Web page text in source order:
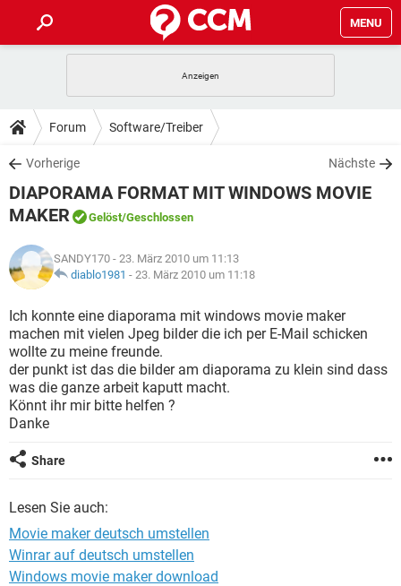
MENU
ANDROID IOS
WINDOWS 10
WHATSAPP TIKTOK
FACEBOOK
TIPPS & TRICKS
SPIELE
WINDOWS 10
FACEBOOK HARDWARE
DOWNLOADS
SPIELE STREAMING
ANDROID
WINDOWS 10 INSTAGRAM
WHATSAPP
FACEBOOK HARDWARE
FORUM
ANDROID IOS
WHATSAPP TIKTOK
FACEBOOK
LEXIKON
SPIELE
ANDROID IOS
WINDOWS 10
WHATSAPP TIKTOK
FACEBOOK
Forum Software/Treiber
Vorherige Nächste
DIAPORAMA FORMAT MIT WINDOWS MOVIE
MAKER
Gelöst/Geschlossen
SANDY170 - 23. März 2010 um 11:13
diablo1981 - 23. März 2010 um 11:18
Ich konnte eine diaporama mit windows movie maker
machen mit vielen Jpeg bilder die ich per E-Mail schicken
wollte zu meine freunde.
der punkt ist das die bilder am diaporama zu klein sind dass
was die ganze arbeit kaputt macht.
Könnt ihr mir bitte helfen ?
Danke
Share
Lesen Sie auch:
Movie maker deutsch umstellen
Winrar auf deutsch umstellen
Windows movie maker download